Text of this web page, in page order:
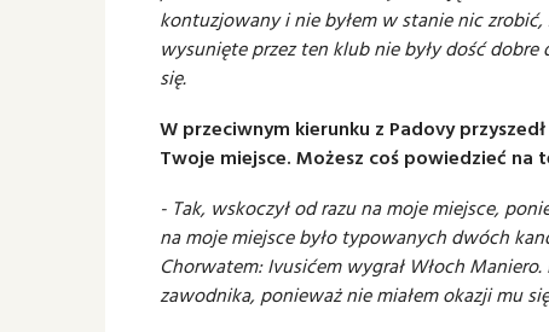
kontuzjowany i nie byłem w stanie nic
wysunięte przez ten klub nie były dość
się.
W przeciwnym kierunku z Padovy
Twoje miejsce. Możesz coś powiedzieć
- Tak, wskoczył od razu na moje miejsce,
na moje miejsce było typowanych dwóch
Chorwatem: Ivusićem wygrał Włoch
zawodnika, ponieważ nie miałem okazji mu